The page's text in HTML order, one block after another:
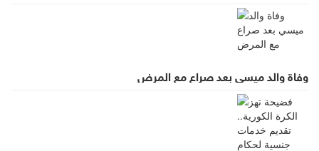
وفاة والد ميسي بعد صراع مع المرض